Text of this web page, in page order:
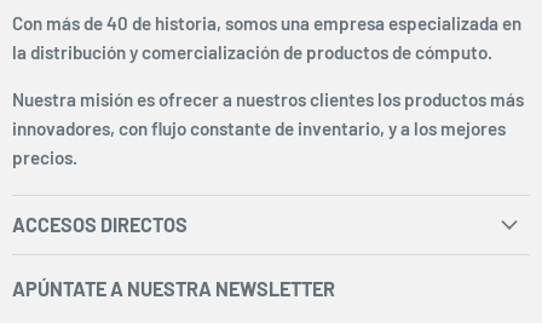
Con más de 40 de historia, somos una empresa especializada en
la distribución y comercialización de productos de cómputo.
Nuestra misión es ofrecer a nuestros clientes los productos más
innovadores, con flujo constante de inventario, y a los mejores
precios.
ACCESOS DIRECTOS
APÚNTATE A NUESTRA NEWSLETTER